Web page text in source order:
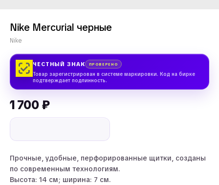
Nike Mercurial черные
Nike
ЧЕСТНЫЙ ЗНАК ПРОВЕРЕНО
Товар зарегистрирован в системе маркировки. Код на бирке
подтверждает подлинность.
1 700 ₽
Прочные, удобные, перфорированные щитки, созданы
по современным технологиям.
Высота: 14 см; ширина: 7 см.